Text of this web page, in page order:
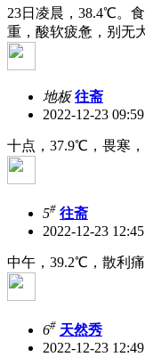
23日凌晨，38.4℃。
重，酸软疲惫，别无
地板 往斋
2022-12-23 09:59
十点，37.9℃，畏寒
5# 往斋
2022-12-23 12:45
中午，39.2℃，散利
6# 天然秀
2022-12-23 12:49